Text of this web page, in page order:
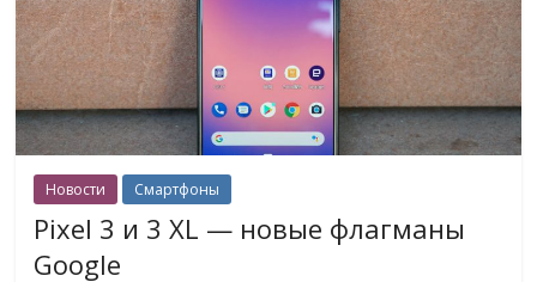
Новости Смартфоны
Pixel 3 и 3 XL — новые флагманы
Google